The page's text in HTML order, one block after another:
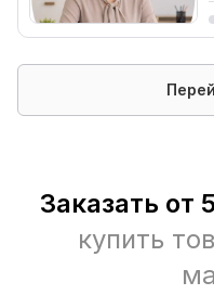
Заказать от
купить